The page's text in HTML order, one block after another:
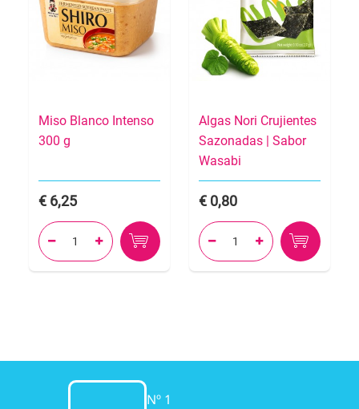
Miso Blanco Intenso
300 g
6,25
 
Algas Nori Crujientes
Sazonadas | Sabor
Wasabi
0,80
 
Nº 1